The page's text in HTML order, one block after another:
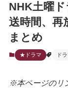
NHK土曜
送時間、再
まとめ
★ドラマ ド
※本ページのリ